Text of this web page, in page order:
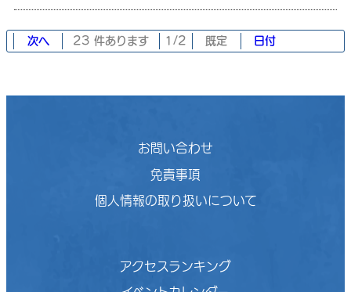
次へ 23 件あります 1/2 既定 日付
お問い合わせ
免責事項
個人情報の取り扱いについて
アクセスランキング